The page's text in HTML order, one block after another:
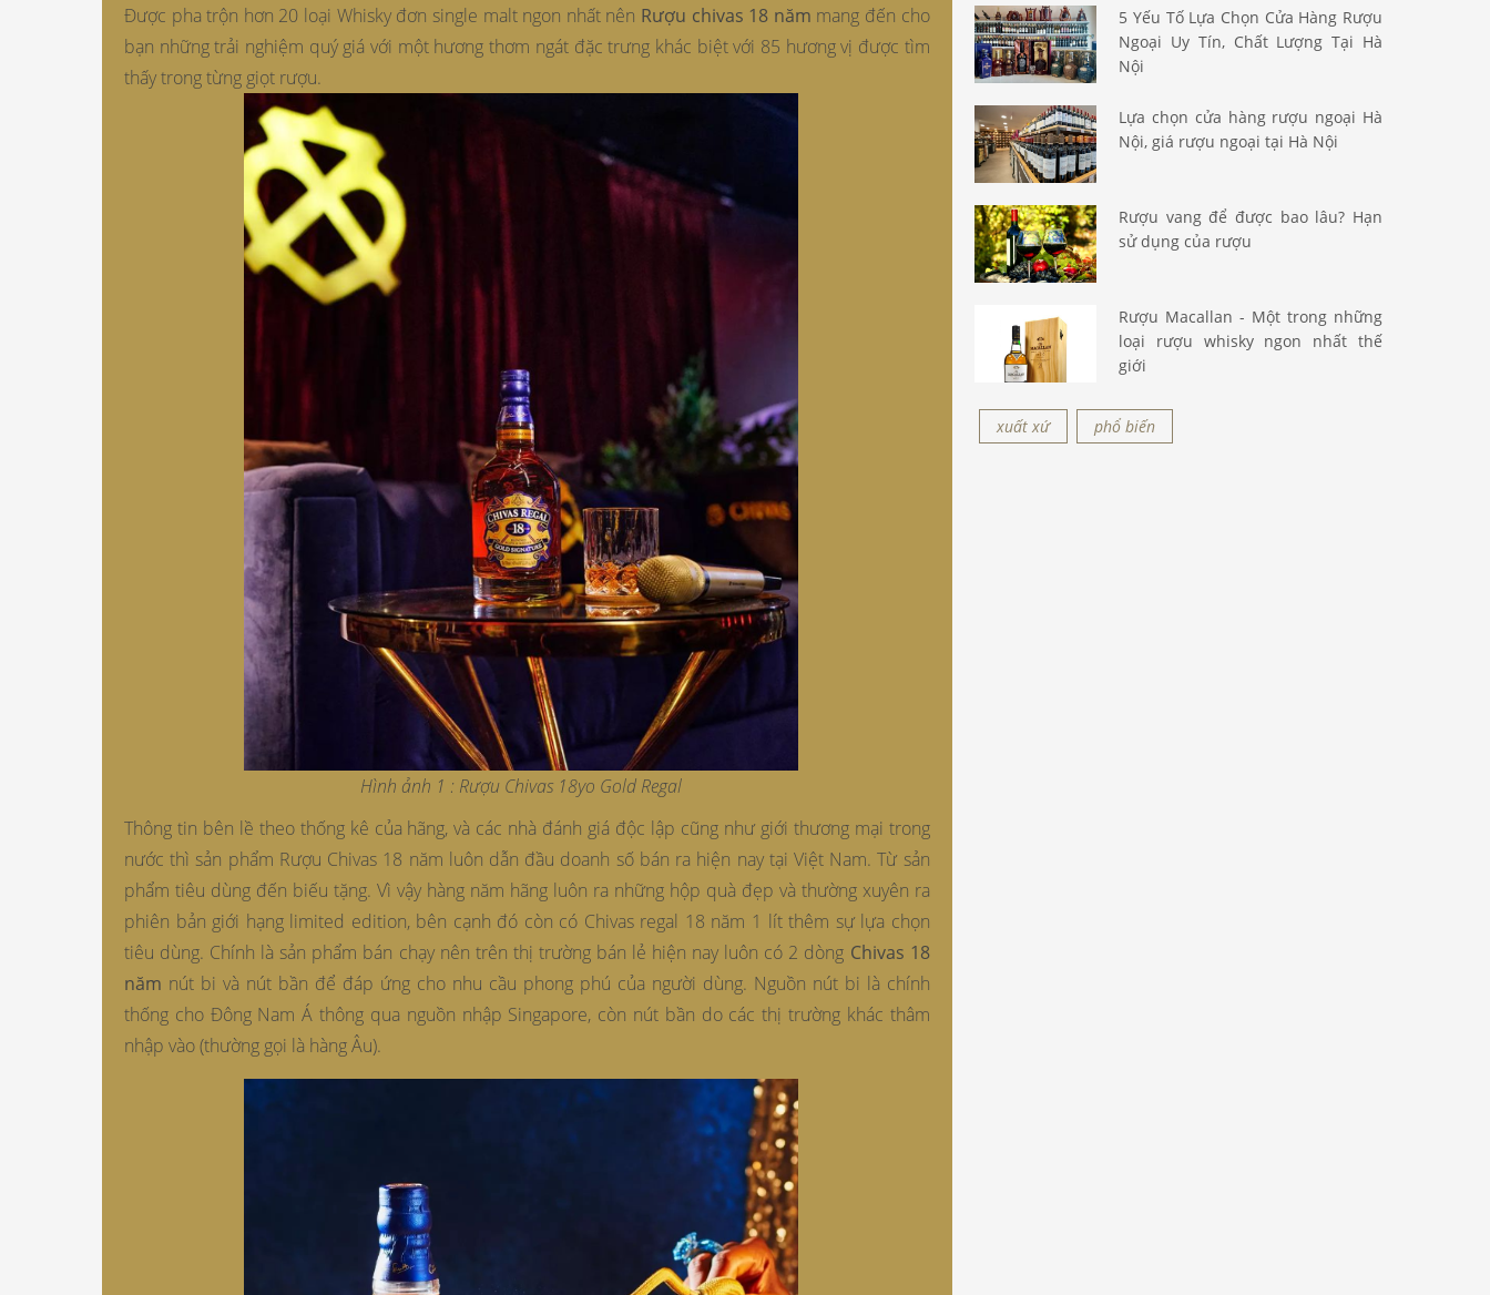
Được pha trộn hơn 20 loại Whisky đơn single malt ngon nhất nên Rượu chivas 18 năm mang đến cho
bạn những trải nghiệm quý giá với một hương thơm ngát đặc trưng khác biệt với 85 hương vị được tìm
thấy trong từng giọt rượu.
Hình ảnh 1 : Rượu Chivas 18yo Gold Regal
Thông tin bên lề theo thống kê của hãng, và các nhà đánh giá độc lập cũng như giới thương mại trong
nước thì sản phẩm Rượu Chivas 18 năm luôn dẫn đầu doanh số bán ra hiện nay tại Việt Nam. Từ sản
phẩm tiêu dùng đến biếu tặng. Vì vậy hàng năm hãng luôn ra những hộp quà đẹp và thường xuyên ra
phiên bản giới hạng limited edition, bên cạnh đó còn có Chivas regal 18 năm 1 lít thêm sự lựa chọn
tiêu dùng. Chính là sản phẩm bán chạy nên trên thị trường bán lẻ hiện nay luôn có 2 dòng Chivas 18
năm nút bi và nút bần để đáp ứng cho nhu cầu phong phú của người dùng. Nguồn nút bi là chính
thống cho Đông Nam Á thông qua nguồn nhập Singapore, còn nút bần do các thị trường khác thâm
nhập vào (thường gọi là hàng Âu).
5 Yếu Tố Lựa Chọn Cửa Hàng Rượu
Ngoại Uy Tín, Chất Lượng Tại Hà
Nội
Lựa chọn cửa hàng rượu ngoại Hà
Nội, giá rượu ngoại tại Hà Nội
Rượu vang để được bao lâu? Hạn
sử dụng của rượu
Rượu Macallan - Một trong những
loại rượu whisky ngon nhất thế
giới
xuất xứ phổ biến